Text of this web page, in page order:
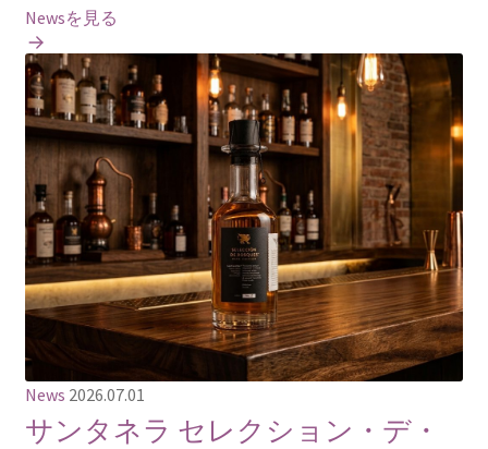
Newsを見る
News 2026.07.01
サンタネラ セレクション・デ・